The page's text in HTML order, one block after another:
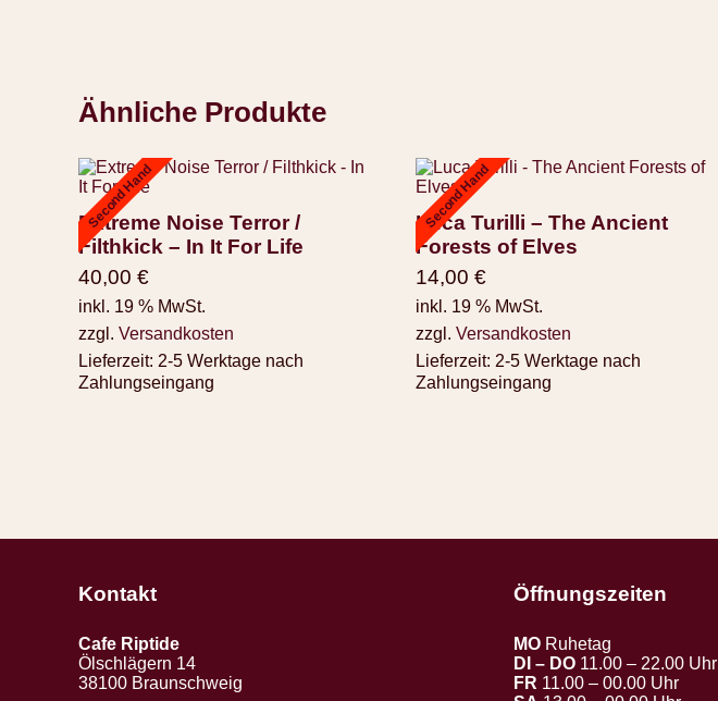
Ähnliche Produkte
Second Hand
Extreme Noise Terror /
Filthkick – In It For Life
40,00 €
inkl. 19 % MwSt.
zzgl. Versandkosten
Lieferzeit: 2-5 Werktage nach
Zahlungseingang
Second Hand
Luca Turilli – The Ancient
Forests of Elves
14,00 €
inkl. 19 % MwSt.
zzgl. Versandkosten
Lieferzeit: 2-5 Werktage nach
Zahlungseingang
Kontakt
Cafe Riptide
Ölschlägern 14
38100 Braunschweig
Öffnungszeiten
MO Ruhetag
DI – DO 11.00 – 22.00 Uhr
FR 11.00 – 00.00 Uhr